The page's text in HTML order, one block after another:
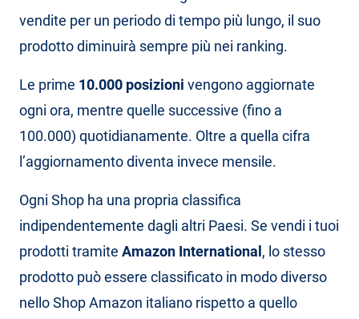
vendite per un periodo di tempo più lungo, il suo
prodotto diminuirà sempre più nei ranking.
Le prime 10.000 posizioni vengono aggiornate
ogni ora, mentre quelle successive (fino a
100.000) quotidianamente. Oltre a quella cifra
l’aggiornamento diventa invece mensile.
Ogni Shop ha una propria classifica
indipendentemente dagli altri Paesi. Se vendi i tuoi
prodotti tramite Amazon International , lo stesso
prodotto può essere classificato in modo diverso
nello Shop Amazon italiano rispetto a quello